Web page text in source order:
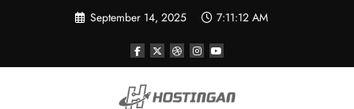
September 14, 2025 7:11:13 AM